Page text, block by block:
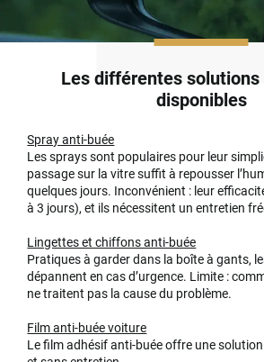
Les différentes
disponibles
Spray anti-buée
Les sprays sont populaires pour leur
passage sur la vitre suffit à repousser
quelques jours. Inconvénient : leur
à 3 jours), et ils nécessitent un entretien
Lingettes et chiffons anti-buée
Pratiques à garder dans la boîte à gants,
dépannent en cas d’urgence. Limite :
ne traitent pas la cause du problème.
Film anti-buée voiture
Le film adhésif anti-buée offre une